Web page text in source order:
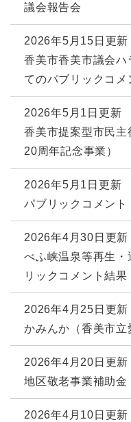
議会報告会
2026年5月15日更新
香美市香美市議会
てのパブリックコ
2026年5月1日更新
香美市提案型市民
20周年記念事業）
2026年5月1日更新
パブリックコメント
2026年4月30日更新
べふ峡温泉等再生
リックコメント結果
2026年4月25日更新
かみんか（香美市立
2026年4月20日更新
地区敬老事業補助金
2026年4月10日更新